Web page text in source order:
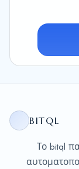
BITQL
Το bitql